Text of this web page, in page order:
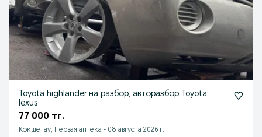
Toyota highlander на разбор, авторазбор Toyota,
lexus
77 000 тг.
Кокшетау, Первая аптека - 08 августа 2026 г.